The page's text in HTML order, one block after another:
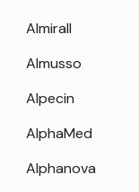
Almirall
Almusso
Alpecin
AlphaMed
Alphanova